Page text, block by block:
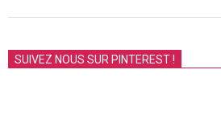
SUIVEZ NOUS SUR PINTEREST !